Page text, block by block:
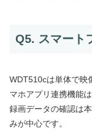
Q5. スマート
WDT510cは単体で映
マホアプリ連携機能
録画データの確認は
みが中心です。